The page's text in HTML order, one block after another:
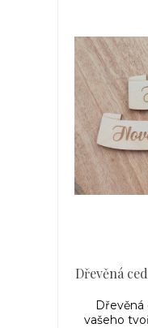
Dřevěná
Dřevěná
vašeho